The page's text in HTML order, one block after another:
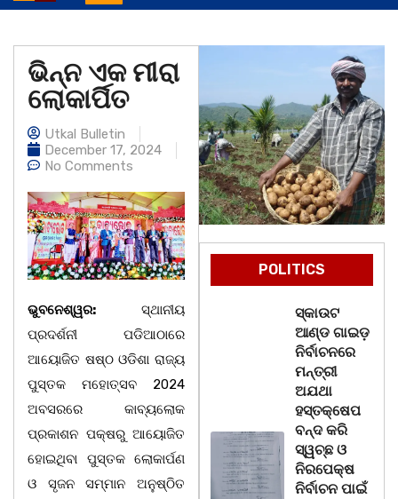
ଭିନ୍ନ ଏକ ମୀରା
ଲୋକାର୍ପିତ
Utkal Bulletin
December 17, 2024
No Comments
ଭୁବନେଶ୍ୱର: ସ୍ଥାନୀୟ
ପ୍ରଦର୍ଶନୀ ପଡିଆଠାରେ
ଆୟୋଜିତ ଷଷ୍ଠ ଓଡିଶା ରାଜ୍ୟ
ପୁସ୍ତକ ମହୋତ୍ସବ 2024
ଅବସରରେ କାବ୍ୟଲୋକ
ପ୍ରକାଶନ ପକ୍ଷରୁ ଆୟୋଜିତ
ହୋଇଥିବା ପୁସ୍ତକ ଲୋକାର୍ପଣ
ଓ ସୃଜନ ସମ୍ମାନ ଅନୁଷ୍ଠିତ
POLITICS
ସ୍କାଉଟ
ଆଣ୍ଡ ଗାଇଡ଼
ନିର୍ବାଚନରେ
ମନ୍ତ୍ରୀ
ଅଯଥା
ହସ୍ତକ୍ଷେପ
ବନ୍ଦ କରି
ସ୍ୱଚ୍ଛ ଓ
ନିରପେକ୍ଷ
ନିର୍ବାଚନ ପାଇଁ